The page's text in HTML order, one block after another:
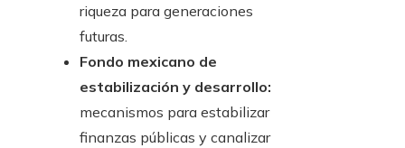
riqueza para generaciones
futuras.
Fondo mexicano de
estabilización y desarrollo:
mecanismos para estabilizar
finanzas públicas y canalizar